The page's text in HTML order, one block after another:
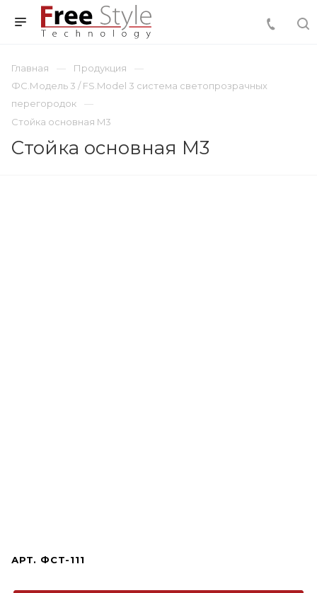
Главная
Продукция
ФС.Модель 3 / FS.Model 3 система светопрозрачных
перегородок
Стойка основная M3
Стойка основная M3
АРТ. ФСТ-111